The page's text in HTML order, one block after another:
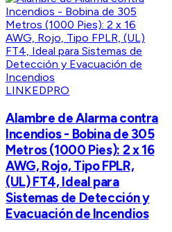
LINKEDPRO
Alambre de Alarma contra
Incendios - Bobina de 305
Metros (1000 Pies): 2 x 16
AWG, Rojo, Tipo FPLR,
(UL) FT4, Ideal para
Sistemas de Detección y
Evacuación de Incendios